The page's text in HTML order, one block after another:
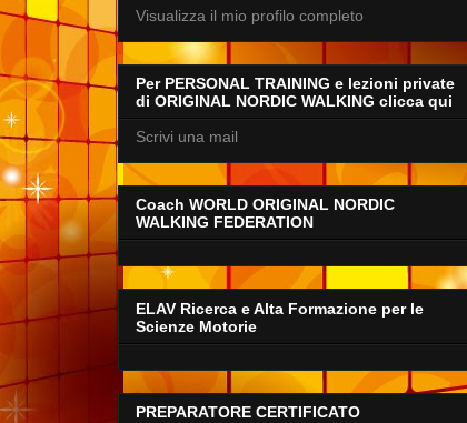
Visualizza il mio profilo completo
Per PERSONAL TRAINING e lezioni private
di ORIGINAL NORDIC WALKING clicca qui
Scrivi una mail
Coach WORLD ORIGINAL NORDIC
WALKING FEDERATION
ELAV Ricerca e Alta Formazione per le
Scienze Motorie
PREPARATORE CERTIFICATO